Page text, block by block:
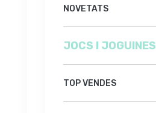
NOVETATS
JOCS I JOGUINES
TOP VENDES